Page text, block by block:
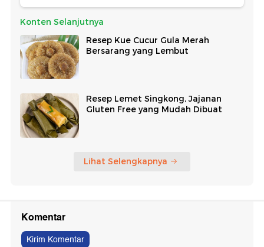
Konten Selanjutnya
Resep Kue Cucur Gula Merah
Bersarang yang Lembut
Resep Lemet Singkong, Jajanan
Gluten Free yang Mudah Dibuat
Lihat Selengkapnya
Komentar
Kirim Komentar